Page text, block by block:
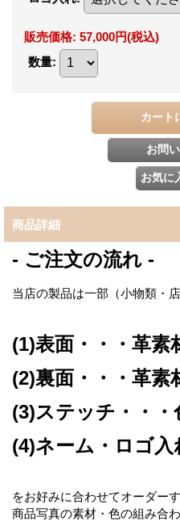
販売価格: 57,000円(税込)
数量:
商品詳細
- ご注文の流れ -
当店の製品は一部（小物類・
(1)表面・・・革素
(2)裏面・・・革素
(3)ステッチ・・・
(4)ネーム・ロゴ入
をお好みに合わせてオーダー
商品写真の素材・色の組み合